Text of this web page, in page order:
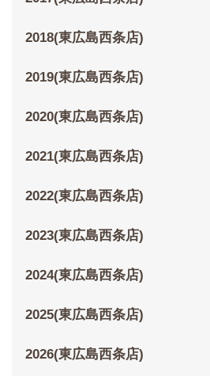
2018(東広島西条店)
2019(東広島西条店)
2020(東広島西条店)
2021(東広島西条店)
2022(東広島西条店)
2023(東広島西条店)
2024(東広島西条店)
2025(東広島西条店)
2026(東広島西条店)